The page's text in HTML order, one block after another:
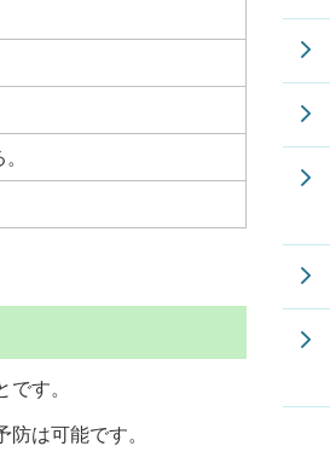
す。
は可能です。